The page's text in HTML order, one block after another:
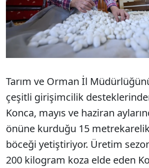
Tarım ve Orman İl
çeşitli girişimcilik
Konca, mayıs ve haziran
önüne kurduğu 15
böceği yetiştiriyor. Üretim
200 kilogram koza elde eden